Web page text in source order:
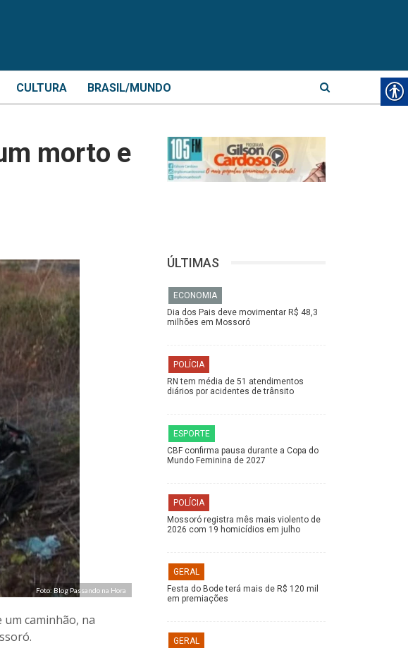
CULTURA BRASIL/MUNDO
morto e
Foto: Blog Passando na Hora
caminhão, na
ÚLTIMAS
ECONOMIA
Dia dos Pais deve movimentar R$ 48,3
milhões em Mossoró
POLÍCIA
RN tem média de 51 atendimentos
diários por acidentes de trânsito
ESPORTE
CBF confirma pausa durante a Copa do
Mundo Feminina de 2027
POLÍCIA
Mossoró registra mês mais violento de
2026 com 19 homicídios em julho
GERAL
Festa do Bode terá mais de R$ 120 mil
em premiações
GERAL